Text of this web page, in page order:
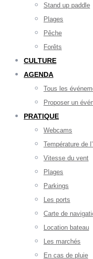
Stand up paddle
Plages
Pêche
Forêts
CULTURE
AGENDA
Tous les
Proposer un
PRATIQUE
Webcams
Température de
Vitesse du vent
Plages
Parkings
Les ports
Carte de
Location bateau
Les marchés
En cas de pluie